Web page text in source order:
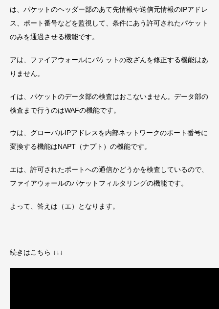
は、パケットのヘッダー部のあて先情報や送信元情報のIPアドレ
ス、ポート番号などを監視して、条件にあう許可されたパケット
のみを通過させる機能です。
アは、ファイアウォールにパケットの改ざんを修正する機能はあ
りません。
イは、パケットのデータ部の検査はおこないません。データ部の
検査まで行うのはWAFの機能です。
ウは、グローバルIPアドレスを内部ネットワークのポート番号に
変換する機能はNAPT（ナプト）の機能です。
エは、許可されたポートへの通信かどうかを検査しているので、
ファイアウォールのパケットフィルタリングの機能です。
よって、答えは（エ）となります。
続きはこちら ↓↓↓